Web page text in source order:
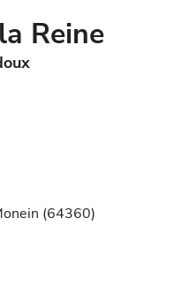
Reine
(64360)